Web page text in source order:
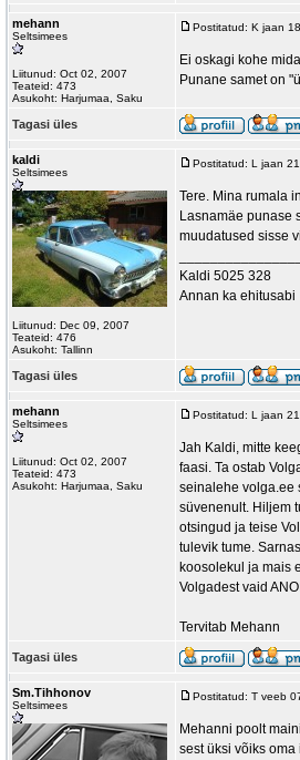
mehann
Seltsimees
Liitunud: Oct 02, 2007
Teateid: 473
Asukoht: Harjumaa, Saku
Postitatud: K jaan
Ei oskagi kohe
Punane samet on
Tagasi üles
kaldi
Seltsimees
Liitunud: Dec 09, 2007
Teateid: 476
Asukoht: Tallinn
Postitatud: L jaan
Tere. Mina rumala
Lasnamäe punase
muudatused sisse
Kaldi 5025 328
Annan ka ehitusabi
Tagasi üles
mehann
Seltsimees
Liitunud: Oct 02, 2007
Teateid: 473
Asukoht: Harjumaa, Saku
Postitatud: L jaan
Jah Kaldi, mitte
faasi. Ta ostab
seinalehe volga.ee
süvenenult. Hiljem
otsingud ja teise
tulevik tume.
koosolekul ja mais
Volgadest vaid
Tervitab Mehann
Tagasi üles
Sm.Tihhonov
Seltsimees
Postitatud: T veeb
Mehanni poolt
sest üksi võiks